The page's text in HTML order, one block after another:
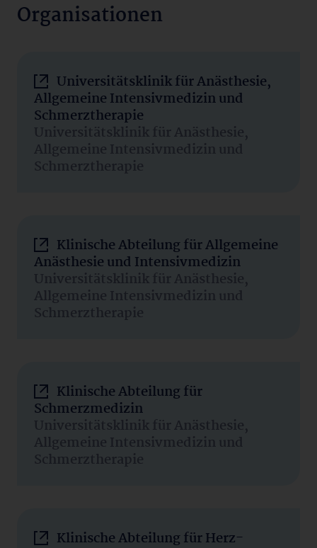
Organisationen
Universitätsklinik für Anästhesie,
Allgemeine Intensivmedizin und
Schmerztherapie
Universitätsklinik für Anästhesie,
Allgemeine Intensivmedizin und
Schmerztherapie
Klinische Abteilung für Allgemeine
Anästhesie und Intensivmedizin
Universitätsklinik für Anästhesie,
Allgemeine Intensivmedizin und
Schmerztherapie
Klinische Abteilung für
Schmerzmedizin
Universitätsklinik für Anästhesie,
Allgemeine Intensivmedizin und
Schmerztherapie
Klinische Abteilung für Herz-